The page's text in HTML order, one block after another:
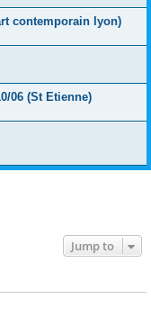
contemporain lyon)
06 (St Etienne)
Jump to